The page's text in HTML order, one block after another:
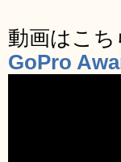
動画はこち
GoPro